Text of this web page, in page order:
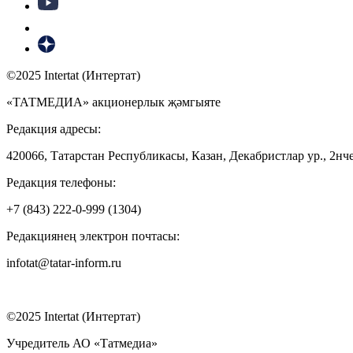
©2025 Intertat (Интертат)
«ТАТМЕДИА» акционерлык җәмгыяте
Редакция адресы:
420066, Татарстан Республикасы, Казан, Декабристлар ур.,
Редакция телефоны:
+7 (843) 222-0-999 (1304)
Редакциянең электрон почтасы:
infotat@tatar-inform.ru
©2025 Intertat (Интертат)
Учредитель АО «Татмедиа»